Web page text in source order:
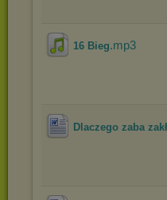
16 Bieg.mp3
Dlaczego zaba